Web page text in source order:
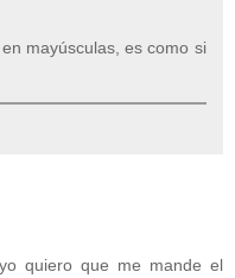
mayúsculas, es como si
quiero que me mande el